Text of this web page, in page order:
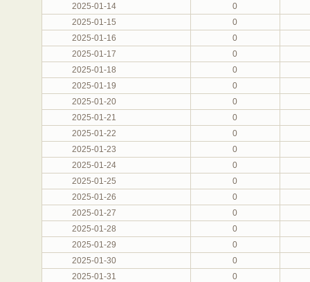
2025-01-14
0
2025-01-15
0
2025-01-16
0
2025-01-17
0
2025-01-18
0
2025-01-19
0
2025-01-20
0
2025-01-21
0
2025-01-22
0
2025-01-23
0
2025-01-24
0
2025-01-25
0
2025-01-26
0
2025-01-27
0
2025-01-28
0
2025-01-29
0
2025-01-30
0
2025-01-31
0